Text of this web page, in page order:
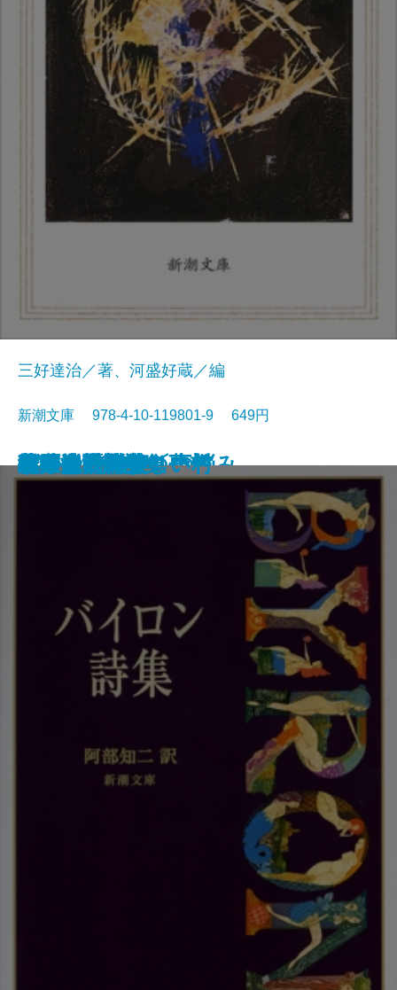
孤独な散歩者の夢想
ゲーテ詩集
脂肪の塊・テリエ館
パルムの僧院〔下〕
巴里の憂鬱
若きウェルテルの悩み
ハイネ詩集
女の一生
パルムの僧院〔上〕
三好達治詩集
三好達治／著、河盛好蔵／編
新潮文庫 978-4-10-119801-9 649円
バイロン詩集
春琴抄
風立ちぬ・美しい村
ヴィヨンの妻
北原白秋詩集
萩原朔太郎詩集
ヘッセ詩集
春の嵐
椿姫
春